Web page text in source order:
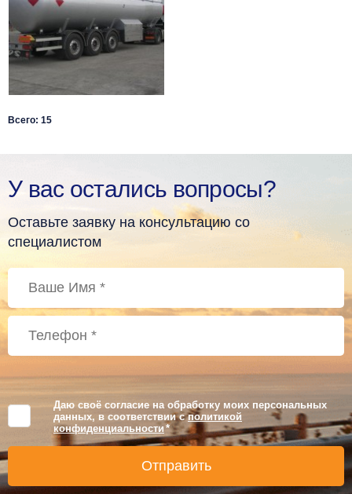
Всего: 15
У вас остались вопросы?
Оставьте заявку на консультацию со
специалистом
Даю своё согласие на обработку моих персональных
данных, в соответствии сполитикой
конфиденциальности *